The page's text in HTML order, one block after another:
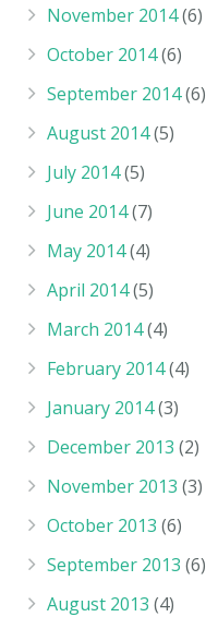
November 2014(6)
October 2014(6)
September 2014(6)
August 2014(5)
July 2014(5)
June 2014(7)
May 2014(4)
April 2014(5)
March 2014(4)
February 2014(4)
January 2014(3)
December 2013 (2)
November 2013 (3)
October 2013 (6)
September 2013 (6)
August 2013 (4)